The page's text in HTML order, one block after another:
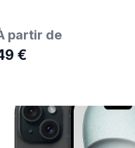
partir de
€